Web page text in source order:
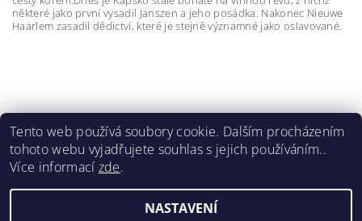
některé jako první vysadil Janszen a jeho posádka. Nakonec Nieuwe
Haarlem zasadil dědictví, které je stejně významné jako oslavované.
Meerlust | La Bri | | Lynx |
Wildeberg
Tento web používá soubory cookie. Dalším procházením
tohoto webu vyjadřujete souhlas s jejich používáním..
Více informací zde.
NASTAVENÍ